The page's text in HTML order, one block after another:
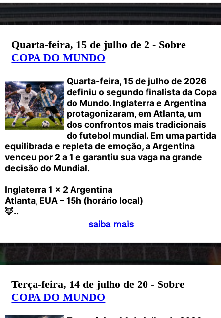
Quarta-feira, 15 de julho de 2 - Sobre
COPA DO MUNDO
Quarta-feira, 15 de julho de 2026
definiu o segundo finalista da Copa
do Mundo. Inglaterra e Argentina
protagonizaram, em Atlanta, um
dos confrontos mais tradicionais
do futebol mundial. Em uma partida
equilibrada e repleta de emoção, a Argentina
venceu por 2 a 1 e garantiu sua vaga na grande
decisão do Mundial.
Inglaterra 1 x 2 Argentina
Atlanta, EUA – 15h (horário local)
🦊..
saiba mais
Terça-feira, 14 de julho de 20 - Sobre
COPA DO MUNDO